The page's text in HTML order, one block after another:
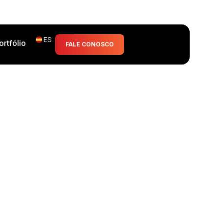
ES
FALE CONOSCO
la inteligencia